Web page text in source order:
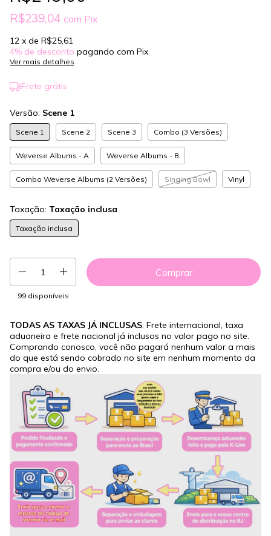
R$239,04 com Pix
12 x de R$25,61
4% de desconto pagando com Pix
Ver mais detalhes
Frete grátis
Versão: Scene 1
Scene 1 Scene 2 Scene 3 Combo (3 Versões)
Weverse Albums - A Weverse Albums - B
Combo Weverse Albums (2 Versões) Singing Bowl Vinyl
Taxação: Taxação inclusa
Taxação inclusa
99 disponíveis
TODAS AS TAXAS JÁ INCLUSAS: Frete internacional, taxa
aduaneira e frete nacional já inclusos no valor pago no site.
Comprando conosco, você não pagará nenhum valor a mais
do que está sendo cobrado no site em nenhum momento da
compra e/ou do envio.